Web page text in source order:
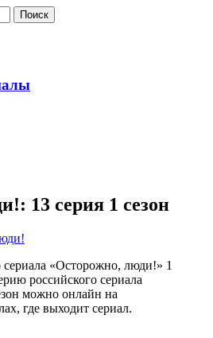
13 серия 1 сезон
сериала «Осторожно, люди!» 1
российского сериала
можно онлайн на
где выходит сериал.